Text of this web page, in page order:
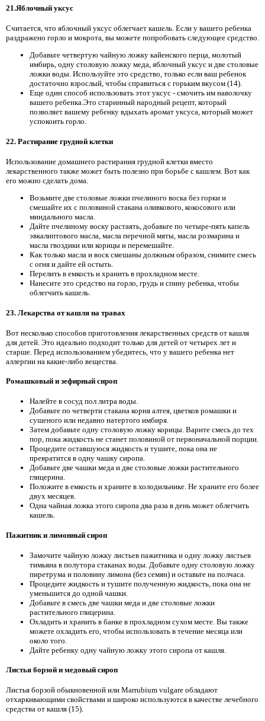
21.Яблочный уксус
Считается, что яблочный уксус облегчает кашель. Если у вашего ребенка
раздражено горло и мокрота, вы можете попробовать следующее средство.
Добавьте четвертую чайную ложку кайенского перца, молотый
имбирь, одну столовую ложку меда, яблочный уксус и две столовые
ложки воды. Используйте это средство, только если ваш ребенок
достаточно взрослый, чтобы справиться с горьким вкусом (14).
Еще один способ использовать этот уксус - смочить им наволочку
вашего ребенка.Это старинный народный рецепт, который
позволяет вашему ребенку вдыхать аромат уксуса, который может
успокоить горло.
22. Растирание грудной клетки
Использование домашнего растирания грудной клетки вместо
лекарственного также может быть полезно при борьбе с кашлем. Вот как
его можно сделать дома.
Возьмите две столовые ложки пчелиного воска без горки и
смешайте их с половиной стакана оливкового, кокосового или
миндального масла.
Дайте пчелиному воску растаять, добавьте по четыре-пять капель
эвкалиптового масла, масла перечной мяты, масла розмарина и
масла гвоздики или корицы и перемешайте.
Как только масла и воск смешаны должным образом, снимите смесь
с огня и дайте ей остыть.
Перелить в емкость и хранить в прохладном месте.
Нанесите это средство на горло, грудь и спину ребенка, чтобы
облегчить кашель.
23. Лекарства от кашля на травах
Вот несколько способов приготовления лекарственных средств от кашля
для детей. Это идеально подходит только для детей от четырех лет и
старше. Перед использованием убедитесь, что у вашего ребенка нет
аллергии на какие-либо вещества.
Ромашковый и зефирный сироп
Налейте в сосуд пол литра воды.
Добавьте по четверти стакана корня алтея, цветков ромашки и
сушеного или недавно натертого имбиря.
Затем добавьте одну столовую ложку корицы. Варите смесь до тех
пор, пока жидкость не станет половиной от первоначальной порции.
Процедите оставшуюся жидкость и тушите, пока она не
превратится в одну чашку сиропа.
Добавьте две чашки меда и две столовые ложки растительного
глицерина.
Положите в емкость и храните в холодильнике. Не храните его более
двух месяцев.
Одна чайная ложка этого сиропа два раза в день может облегчить
кашель.
Пажитник и лимонный сироп
Замочите чайную ложку листьев пажитника и одну ложку листьев
тимьяна в полутора стаканах воды. Добавьте одну столовую ложку
пиретрума и половину лимона (без семян) и оставьте на полчаса.
Процедите жидкость и тушите полученную жидкость, пока она не
уменьшится до одной чашки.
Добавьте в смесь две чашки меда и две столовые ложки
растительного глицерина.
Охладить и хранить в банке в прохладном сухом месте. Вы также
можете охладить его, чтобы использовать в течение месяца или
около того.
Дайте ребенку одну чайную ложку этого сиропа от кашля.
Листья борзой и медовый сироп
Листья борзой обыкновенной или Marrubium vulgare обладают
отхаркивающими свойствами и широко используются в качестве лечебного
средства от кашля (15).